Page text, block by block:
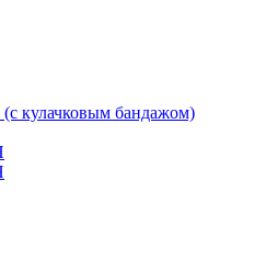
(с кулачковым бандажом)